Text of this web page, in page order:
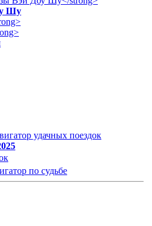
Шу
удачных поездок